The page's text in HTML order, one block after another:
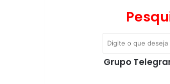
Grupo Telegram